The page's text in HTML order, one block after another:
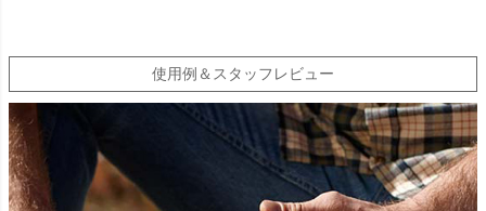
使用例＆スタッフレビュー